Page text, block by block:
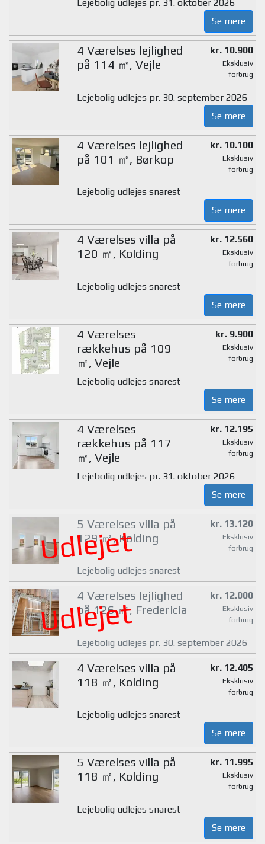
Lejebolig udlejes pr. 31. oktober 2026
Se mere
4 Værelses lejlighed
på 114 ㎡, Vejle
kr. 10.900
Eksklusiv
forbrug
Lejebolig udlejes pr. 30. september 2026
Se mere
4 Værelses lejlighed
på 101 ㎡, Børkop
kr. 10.100
Eksklusiv
forbrug
Lejebolig udlejes snarest
Se mere
4 Værelses villa på
120 ㎡, Kolding
kr. 12.560
Eksklusiv
forbrug
Lejebolig udlejes snarest
Se mere
4 Værelses
rækkehus på 109
㎡, Vejle
kr. 9.900
Eksklusiv
forbrug
Lejebolig udlejes snarest
Se mere
4 Værelses
rækkehus på 117
㎡, Vejle
kr. 12.195
Eksklusiv
forbrug
Lejebolig udlejes pr. 31. oktober 2026
Se mere
Udlejet
5 Værelses villa på
129 ㎡, Kolding
kr. 13.120
Eksklusiv
forbrug
Lejebolig udlejes snarest
Udlejet
4 Værelses lejlighed
på 126 ㎡, Fredericia
kr. 12.000
Eksklusiv
forbrug
Lejebolig udlejes pr. 30. september 2026
4 Værelses villa på
118 ㎡, Kolding
kr. 12.405
Eksklusiv
forbrug
Lejebolig udlejes snarest
Se mere
5 Værelses villa på
118 ㎡, Kolding
kr. 11.995
Eksklusiv
forbrug
Lejebolig udlejes snarest
Se mere